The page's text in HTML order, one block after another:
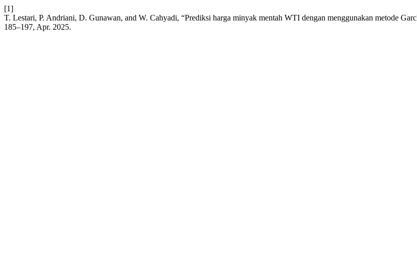
[1]
T. Lestari, P. Andriani, D. Gunawan, and W. Cahyadi, “Prediksi harga minyak mentah WTI dengan menggunakan metode
185–197, Apr. 2025.